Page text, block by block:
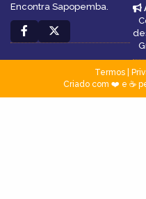
Encontra Sapopemba.
Termos|
Criado com ❤️ e ☕